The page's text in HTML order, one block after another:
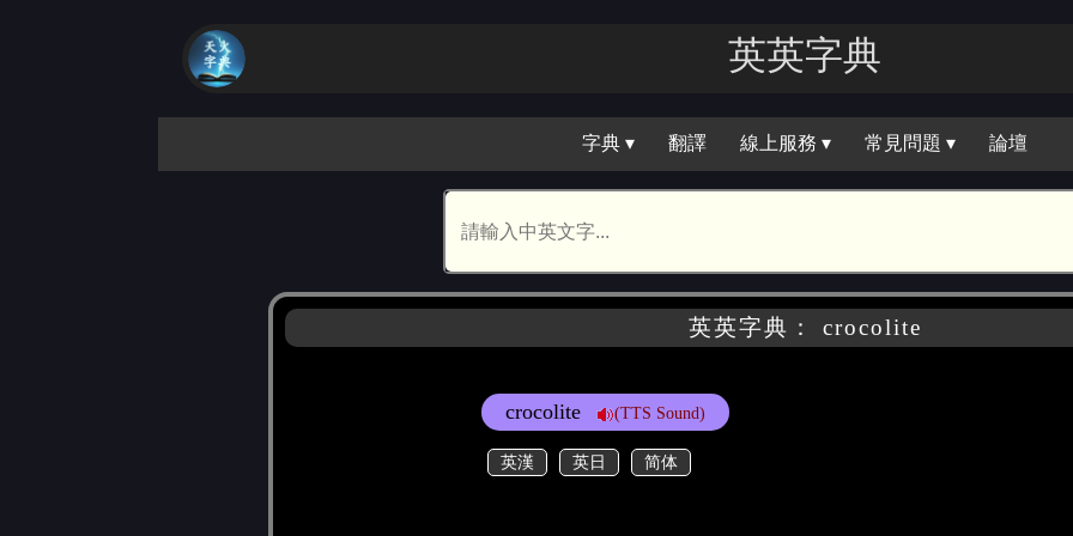
英英字典
字典 ▾ 翻譯 線上服務 ▾ 常見問題 ▾ 論壇
英英字典： crocolite
crocolite (TTS Sound)
英漢 英日 简体